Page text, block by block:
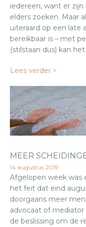
iedereen, want er
elders zoeken. Maar
uiteraard op een late
bereikbaar is – met
(stilstaan dus) kan
Lees verder >
MEER
14 augustus 2019
Afgelopen week was
het feit dat eind
doorgaans meer
advocaat of mediator
de beslissing om de